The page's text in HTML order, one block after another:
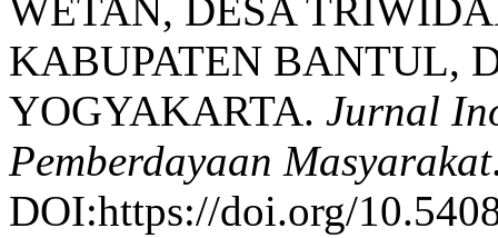
WETAN, DESA
KABUPATEN BANTUL,
YOGYAKARTA. Jurnal
Pemberdayaan Masyarakat
DOI:https://doi.org/